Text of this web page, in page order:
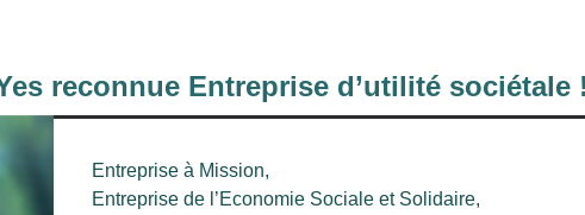
reconnue Entreprise d’utilité sociétale !
Entreprise à Mission,
Entreprise de l’Economie Sociale et Solidaire,